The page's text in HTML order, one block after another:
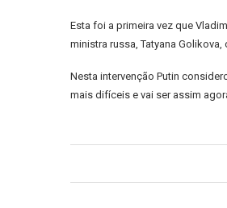
Esta foi a primeira vez que
ministra russa, Tatyana Golikova,
Nesta intervenção Putin
mais difíceis e vai ser assim